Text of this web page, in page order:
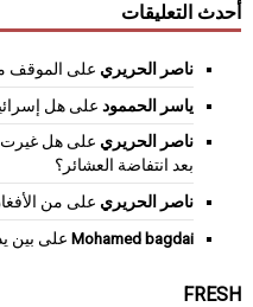
أحدث التعليقات
ناصر الحريري على الموقف
ياسر الحممود على هل
ناصر الحريري على هل غيرت
بعد انتفاضة العشائر؟
ناصر الحريري على من
Mohamed bagdai على بين
FRESH